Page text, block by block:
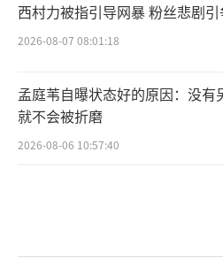
西村力被指引导网暴 粉丝悲剧引
2026-08-07 08:01:18
孟庭苇自曝状态好的原因：没有
就不会被折磨
2026-08-06 10:57:40